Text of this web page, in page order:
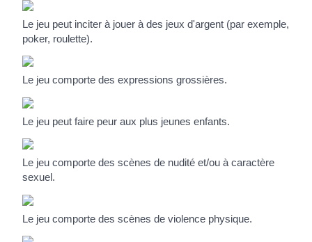
Le jeu peut inciter à jouer à des jeux d'argent (par exemple,
poker, roulette).
Le jeu comporte des expressions grossières.
Le jeu peut faire peur aux plus jeunes enfants.
Le jeu comporte des scènes de nudité et/ou à caractère
sexuel.
Le jeu comporte des scènes de violence physique.